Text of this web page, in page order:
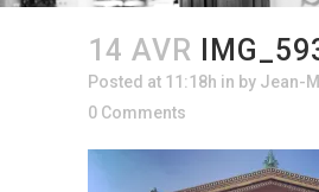
14 AVR
Posted at 11:18h in by Jean-
0 Comments